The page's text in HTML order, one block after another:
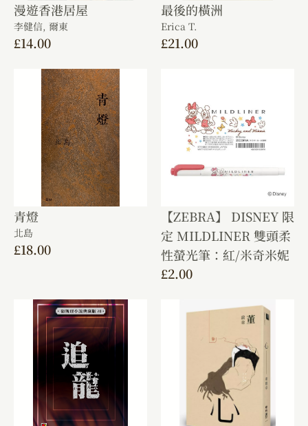
漫遊香港居屋
李健信, 爾東
£14.00
最後的橫洲
Erica T.
£21.00
青燈
北島
£18.00
【ZEBRA】 DISNEY 限
定 MILDLINER 雙頭柔
性螢光筆：紅/米奇米妮
£2.00